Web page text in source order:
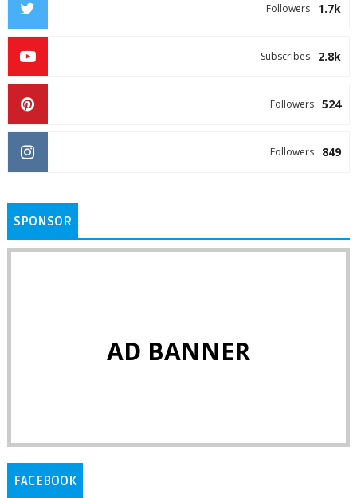
1.7k
Followers
2.8k
Subscribes
524
Followers
849
Followers
SPONSOR
AD BANNER
FACEBOOK